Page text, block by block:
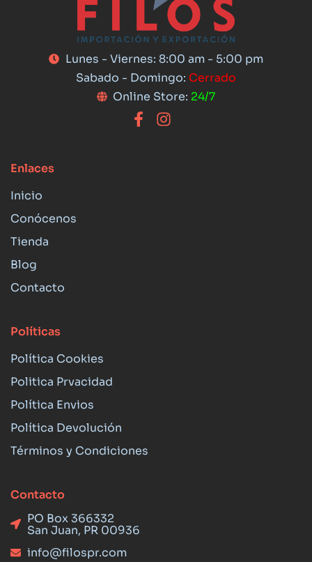
Lunes - Viernes: 8:00 am - 5:00 pm
Sabado - Domingo: Cerrado
Online Store: 24/7
Enlaces
Inicio
Conócenos
Tienda
Blog
Contacto
Políticas
Política Cookies
Politica Prvacidad
Política Envios
Política Devolución
Términos y Condiciones
Contacto
PO Box 366332
San Juan, PR 00936
info@filospr.com